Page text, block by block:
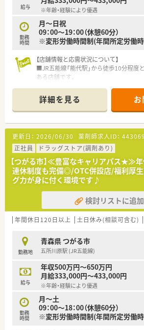
■主に面対応の処方箋に対する調剤業務
当いただくことになります。
■薬剤師は品出しなどの調剤以外の業務
ため調剤業務に集中できます。
■レセコン業務もございますが導入時の
給与 ※年齢・経験により優遇
勤務
時間
月～日祝
09：00～19：00（休憩60分）
※変形労働時間制(年間所定労働
【店舗情報と応需状況について】
■JR五能線「能代駅」から徒歩10分程度
ある店舗です。
を深められます。
■処方箋は1日平均20枚程度で、薬剤師常
務名体制で対応しています。
【法人特徴について】
■営業収益日本小売業No.1の安定基盤を
が母体です。
■ショッピングモールを地域医療の拠点
全国的に展開しています。
■調剤を核としながら、H&BC事業を通
ルサポートすることを目指しています。
【職場環境と雰囲気】
■大型ショッピングモール内のため、仕
常に便利な環境です。
で長く勤務できます。
■教育や研修は店舗主体となる側面もあ
欲が求められる職場です。
詳細を見る
更新日： 2026/06/30 薬剤師求人ID： 443069
正社員
ドラッグストア(調剤あり)
【つがる市】≪豊富なキャリアパス★≫
連休制度も完備◎/OTC併設店/福利厚
グ力が身に付く環境です♪
検討リストに追加
年間休日120日以上 土日休み(相談可含む)
勤務地
青森県 つがる市
五所川原駅 (JR五能線)
給与
年収500万円～650万円
月給333,000円～433,000円
※年齢・経験により優遇
勤務
時間
月～土
09：00～18：00（休憩60分）
※変形労働時間制(年間所定労働